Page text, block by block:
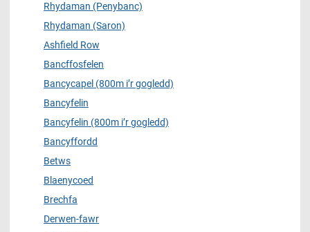
Rhydaman (Penybanc)
Rhydaman (Saron)
Ashfield Row
Bancffosfelen
Bancycapel (800m i’r gogledd)
Bancyfelin
Bancyfelin (800m i’r gogledd)
Bancyffordd
Betws
Blaenycoed
Brechfa
Derwen-fawr